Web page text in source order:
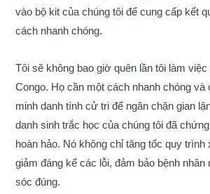
vào bộ kit của chúng tôi để cung cấp kết
cách nhanh chóng.
Tôi sẽ không bao giờ quên lần tôi làm
Congo. Họ cần một cách nhanh chóng và
minh danh tính cử tri để ngăn chặn gian
danh sinh trắc học của chúng tôi đã
hoàn hảo. Nó không chỉ tăng tốc quy
giảm đáng kể các lỗi, đảm bảo bệnh
sóc đúng.